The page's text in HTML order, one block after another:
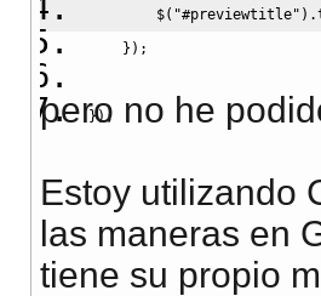
$( "#previewtitle" ) .
} ) ;
});
pero no he
Estoy utilizando
las maneras en
tiene su propio